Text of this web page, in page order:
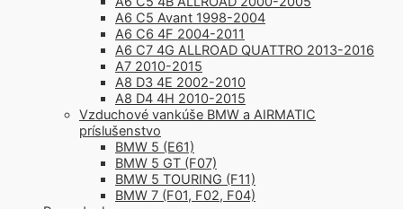
A6 C5 Avant 1998-2004
A6 C6 4F 2004-2011
A6 C7 4G ALLROAD QUATTRO 2013-2016
A7 2010-2015
A8 D3 4E 2002-2010
A8 D4 4H 2010-2015
Vzduchové vankúše BMW a AIRMATIC
príslušenstvo
BMW 5 (E61)
BMW 5 GT (F07)
BMW 5 TOURING (F11)
BMW 7 (F01, F02, F04)